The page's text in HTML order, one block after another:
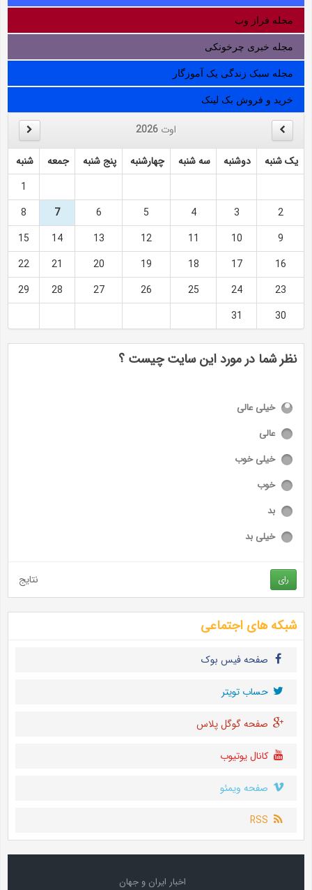
مجله فراز وب
مجله خبری چرخونکی
مجله سبک زندگی یک آموزگار
خرید و فروش بک لینک
اوت 2026
یک شنبه دوشنبه سه شنبه چهارشنبه پنج شنبه جمعه
شنبه
1
2
3
4
5
6
7
8
9
10
11
12
13
14
15
16
17
18
19
20
21
22
23
24
25
26
27
28
29
30
31
نظر شما در مورد این سایت چیست ؟
خیلی عالی
عالی
خیلی خوب
خوب
بد
خیلی بد
رای نتایج
شبکه های اجتماعی
صفحه فیس بوک
حساب تويتر
صفحه گوگل پلاس
کانال یوتیوب
صفحه ویمئو
RSS
اخبار ایران و جهان